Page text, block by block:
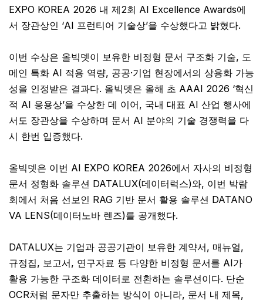
EXPO KOREA 2026 내 제2회 AI Excellence Awards에
서 장관상인 ‘AI 프런티어 기술상’을 수상했다고 밝혔다.
이번 수상은 올빅뎃이 보유한 비정형 문서 구조화 기술, 도
메인 특화 AI 적용 역량, 공공·기업 현장에서의 상용화 가능
성을 인정받은 결과다. 올빅뎃은 올해 초 AAAI 2026 ‘혁신
적 AI 응용상’을 수상한 데 이어, 국내 대표 AI 산업 행사에
서도 장관상을 수상하며 문서 AI 분야의 기술 경쟁력을 다
시 한번 입증했다.
올빅뎃은 이번 AI EXPO KOREA 2026에서 자사의 비정형
문서 정형화 솔루션 DATALUX(데이터럭스)와, 이번 박람
회에서 처음 선보인 RAG 기반 문서 활용 솔루션 DATANO
VA LENS(데이터노바 렌즈)를 공개했다.
DATALUX는 기업과 공공기관이 보유한 계약서, 매뉴얼,
규정집, 보고서, 연구자료 등 다양한 비정형 문서를 AI가
활용 가능한 구조화 데이터로 전환하는 솔루션이다. 단순
OCR처럼 문자만 추출하는 방식이 아니라, 문서 내 제목,